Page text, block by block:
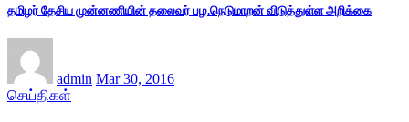
தமிழர் தேசிய முன்னணியின் தலைவர் பழ.நெடுமாறன் விடுத்துள்ள அறிக்கை
admin Mar 30, 2016
செய்திகள்